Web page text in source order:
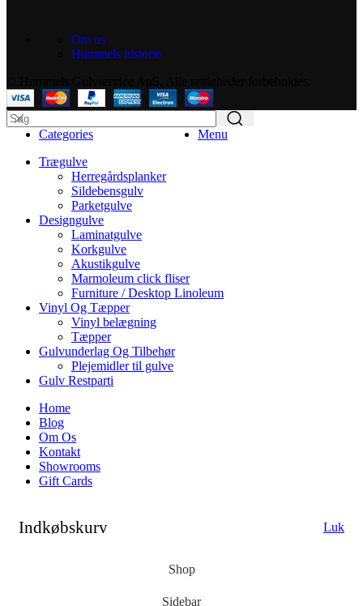
Om os
Hummels historie
Menu
Categories
Trægulve
Herregårdsplanker
Sildebensgulv
Parketgulve
Designgulve
Laminatgulve
Korkgulve
Akustikgulve
Marmoleum click fliser
Furniture / Desktop Linoleum
Vinyl Og Tæpper
Vinyl belægning
Tæpper
Gulvunderlag Og Tilbehør
Plejemidler til gulve
Gulv Restparti
Home
Blog
Om Os
Kontakt
Showrooms
Gift Cards
Indkøbskurv Luk
Shop
Sidebar